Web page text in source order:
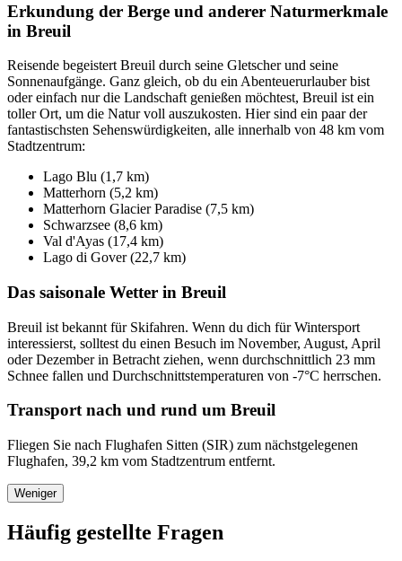
Erkundung der Berge und anderer Naturmerkmale
in Breuil
Reisende begeistert Breuil durch seine Gletscher und seine
Sonnenaufgänge. Ganz gleich, ob du ein Abenteuerurlauber bist
oder einfach nur die Landschaft genießen möchtest, Breuil ist ein
toller Ort, um die Natur voll auszukosten. Hier sind ein paar der
fantastischsten Sehenswürdigkeiten, alle innerhalb von 48 km vom
Stadtzentrum:
Lago Blu (1,7 km)
Matterhorn (5,2 km)
Matterhorn Glacier Paradise (7,5 km)
Schwarzsee (8,6 km)
Val d'Ayas (17,4 km)
Lago di Gover (22,7 km)
Das saisonale Wetter in Breuil
Breuil ist bekannt für Skifahren. Wenn du dich für Wintersport
interessierst, solltest du einen Besuch im November, August, April
oder Dezember in Betracht ziehen, wenn durchschnittlich 23 mm
Schnee fallen und Durchschnittstemperaturen von -7°C herrschen.
Transport nach und rund um Breuil
Fliegen Sie nach Flughafen Sitten (SIR) zum nächstgelegenen
Flughafen, 39,2 km vom Stadtzentrum entfernt.
Weniger
Häufig gestellte Fragen